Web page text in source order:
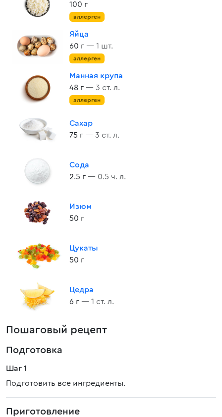
100 г
аллерген
Яйца
60 г — 1 шт.
аллерген
Манная крупа
48 г — 3 ст. л.
аллерген
Сахар
75 г — 3 ст. л.
Сода
2.5 г — 0.5 ч. л.
Изюм
50 г
Цукаты
50 г
Цедра
6 г — 1 ст. л.
Пошаговый рецепт
Подготовка
Шаг 1
Подготовить все ингредиенты.
Приготовление